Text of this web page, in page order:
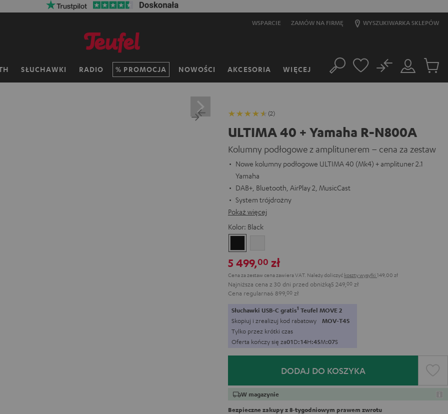
WSPARCIE ZAMÓW NA FIRMĘ WYSZUKIWARKA SKLEPÓW
SŁUCHAWKI RADIO PROMOCJA NOWOŚCI AKCESORIA WIĘCEJ Szukaj
Moje
konto
No
(2)
ULTIMA 40 + Yamaha R-N800A
Kolumny podłogowe z amplitunerem – cena za zestaw
Nowe kolumny podłogowe ULTIMA 40 (Mk4) + amplituner 2.1
Yamaha
DAB+, Bluetooth, AirPlay 2, MusicCast
System trójdrożny
Pokaż więcej
Kolor: Black
5 499,00 zł
Cena za zestaw cena zawiera VAT. Należy doliczyć koszty wysyłki 149,00 zł
Najniższa cena z 30 dni przed obniżką5 249, 00 zł
Cena regularna6 899, 00 zł
Słuchawki USB-C gratis1 Teufel MOVE 2
Skopiuj i zrealizuj kod rabatowy MOV-T4S
Tylko przez krótki czas
Oferta kończy się za01D:14H:45M:05S
DODAJ DO KOSZYKA
W magazynie
Bezpieczne zakupy z 8‑tygodniowym prawem zwrotu